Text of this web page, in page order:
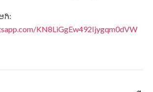
KN8LiGgEw492Ijygqm0dVW